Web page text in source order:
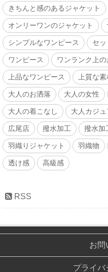
きちんと感のあるジャケット
オンリーワンのジャケット
シンプルなワンピース セ
ワンピース ワンランク上
上品なワンピース 上質な
大人のお洒落 大人の女性
大人の着こなし 大人カジ
広尾店 撥水加工 撥水加
羽織りジャケット 羽織物
透け感 高級感
RSS
お問
プライバ